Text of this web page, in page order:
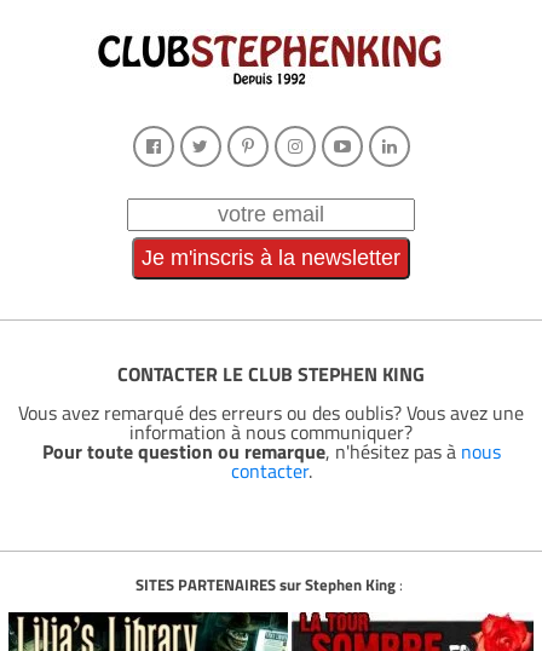
CONTACTER LE CLUB STEPHEN KING
Vous avez remarqué des erreurs ou des oublis? Vous avez une
information à nous communiquer?
Pour toute question ou remarque, n'hésitez pas à nous
contacter.
SITES PARTENAIRES sur Stephen King: